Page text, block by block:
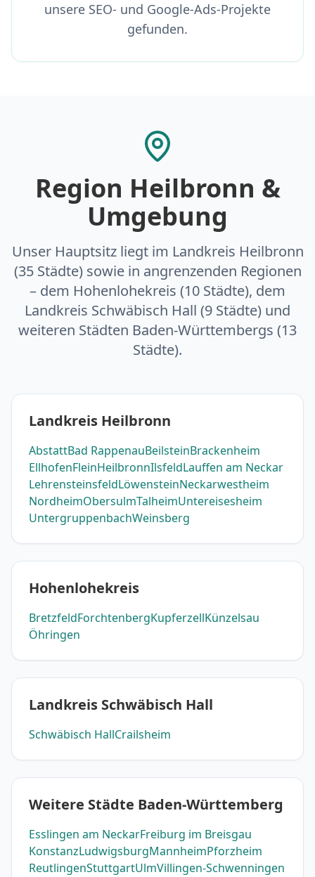
unsere SEO- und Google-Ads-Projekte
gefunden.
Region Heilbronn &
Umgebung
Unser Hauptsitz liegt im Landkreis Heilbronn
(35 Städte) sowie in angrenzenden Regionen
– dem Hohenlohekreis (10 Städte), dem
Landkreis Schwäbisch Hall (9 Städte) und
weiteren Städten Baden-Württembergs (13
Städte).
Landkreis Heilbronn
AbstattBad RappenauBeilsteinBrackenheim
EllhofenFleinHeilbronnIlsfeldLauffen am Neckar
LehrensteinsfeldLöwensteinNeckarwestheim
NordheimObersulmTalheimUntereisesheim
UntergruppenbachWeinsberg
Hohenlohekreis
BretzfeldForchtenbergKupferzellKünzelsau
Öhringen
Landkreis Schwäbisch Hall
Schwäbisch HallCrailsheim
Weitere Städte Baden-Württemberg
Esslingen am NeckarFreiburg im Breisgau
KonstanzLudwigsburgMannheimPforzheim
ReutlingenStuttgartUlmVillingen-Schwenningen